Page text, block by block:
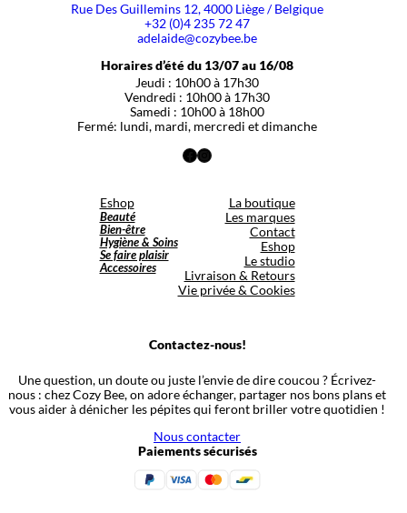
Rue Des Guillemins 12, 4000 Liège / Belgique
+32 (0)4 235 72 47
adelaide@cozybee.be
Horaires d’été du 13/07 au 16/08
Jeudi : 10h00 à 17h30
Vendredi : 10h00 à 17h30
Samedi : 10h00 à 18h00
Fermé: lundi, mardi, mercredi et dimanche
Facebook
Instagram
Eshop
Beauté
Bien-être
Hygiène & Soins
Se faire plaisir
Accessoires
La boutique
Les marques
Contact
Eshop
Le studio
Livraison & Retours
Vie privée & Cookies
Contactez-nous!
Une question, un doute ou juste l’envie de dire coucou ? Écrivez-
nous : chez Cozy Bee, on adore échanger, partager nos bons plans et
vous aider à dénicher les pépites qui feront briller votre quotidien !
Nous contacter
Paiements sécurisés